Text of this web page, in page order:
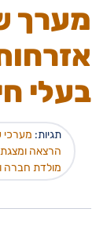
מערך
בעלי
תגיות: מערכי
הרצאה ומצגת
מולדת חברה